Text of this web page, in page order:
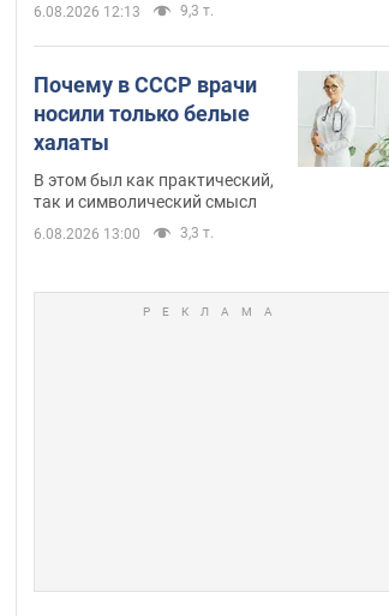
6.08.2026 12:13 9,3 т.
Почему в СССР врачи
носили только белые
халаты
В этом был как практический,
так и символический смысл
6.08.2026 13:00 3,3 т.